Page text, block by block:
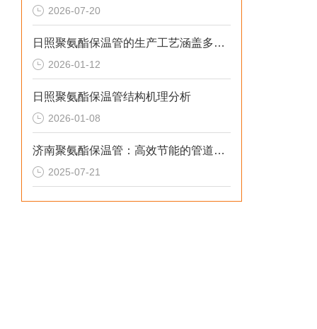
2026-07-20
日照聚氨酯保温管的生产工艺涵盖多个环节
2026-01-12
日照聚氨酯保温管结构机理分析
2026-01-08
济南聚氨酯保温管：高效节能的管道保温材料
2025-07-21